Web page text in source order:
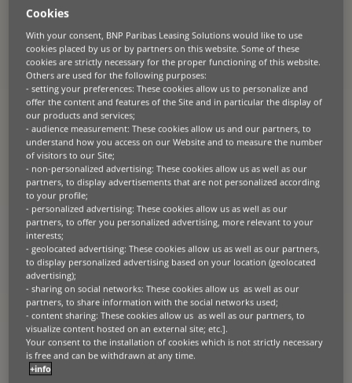
Energien zu einem zentralen Erfolgsfaktor für Unternehmen. Energie
gewinnen, speichern und effizient einsetzen – das sind die
Herausforderungen unserer Zeit.BNP Paribas Leasing Solutions
unterstützt Unternehmen und ihre Kunden dabei, diesen Weg
erfolgreich zu gehen.
LED als Effizienztechnologie
In unserer Serie „Zukunftsfabrik“ richten wir heute den Blick auf den
Cookies
With your consent, BNP Paribas Leasing Solutions would like to use
cookies placed by us or by partners on this website. Some of these
cookies are strictly necessary for the proper functioning of this website.
Others are used for the following purposes:
- setting your preferences: These cookies allow us to personalize and
offer the content and features of the Site and in particular the display of
our products and services;
- audience measurement: These cookies allow us and our partners, to
understand how you access on our Website and to measure the number
of visitors to our Site;
- non-personalized advertising: These cookies allow us as well as our
partners, to display advertisements that are not personalized according
to your profile;
- personalized advertising: These cookies allow us as well as our
partners, to offer you personalized advertising, more relevant to your
interests;
- geolocated advertising: These cookies allow us as well as our partners,
to display personalized advertising based on your location (geolocated
advertising);
- sharing on social networks: These cookies allow us as well as our
partners, to share information with the social networks used;
- content sharing: These cookies allow us as well as our partners, to
visualize content hosted on an external site; etc.].
Your consent to the installation of cookies which is not strictly necessary
is free and can be withdrawn at any time.
+info